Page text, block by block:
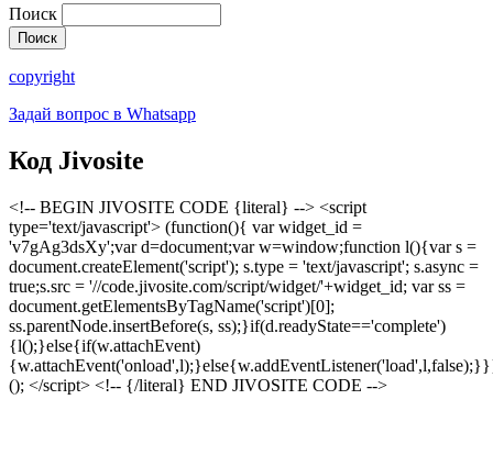
Поиск
copyright
Задай вопрос в Whatsapp
Код Jivosite
<!-- BEGIN JIVOSITE CODE {literal} --> <script
type='text/javascript'> (function(){ var widget_id =
'v7gAg3dsXy';var d=document;var w=window;function l(){var s =
document.createElement('script'); s.type = 'text/javascript'; s.async =
true;s.src = '//code.jivosite.com/script/widget/'+widget_id; var ss =
document.getElementsByTagName('script')[0];
ss.parentNode.insertBefore(s, ss);}if(d.readyState=='complete')
{l();}else{if(w.attachEvent)
(); </script> <!-- {/literal} END JIVOSITE CODE -->